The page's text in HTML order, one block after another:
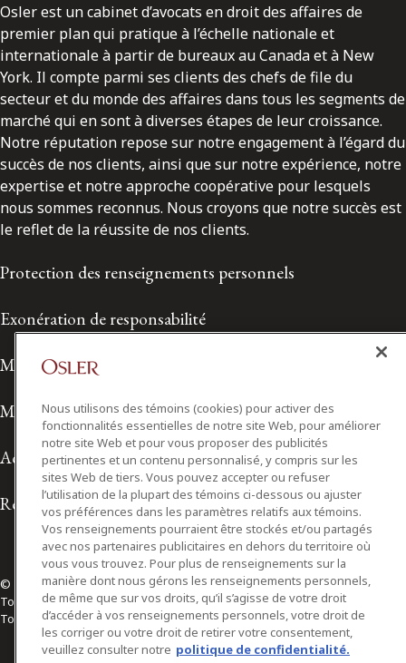
Osler est un cabinet d’avocats en droit des affaires de
premier plan qui pratique à l’échelle nationale et
internationale à partir de bureaux au Canada et à New
York. Il compte parmi ses clients des chefs de file du
secteur et du monde des affaires dans tous les segments de
marché qui en sont à diverses étapes de leur croissance.
Notre réputation repose sur notre engagement à l’égard du
succès de nos clients, ainsi que sur notre expérience, notre
expertise et notre approche coopérative pour lesquels
nous sommes reconnus. Nous croyons que notre succès est
le reflet de la réussite de nos clients.
Protection des renseignements personnels
Exonération de responsabilité
Modalités de prestation de services
Modalités d'utilisation
Accessibilité
Relations avec les médias
© 2026 Osler, Hoskin & Harcourt S.E.N.C.R.L./s.r.l.
Tous droits réservés
Toronto | Montréal | Calgary | Vancouver | Ottawa | New York
Nous utilisons des témoins (cookies) pour activer des
fonctionnalités essentielles de notre site Web, pour améliorer
notre site Web et pour vous proposer des publicités
pertinentes et un contenu personnalisé, y compris sur les
sites Web de tiers. Vous pouvez accepter ou refuser
l’utilisation de la plupart des témoins ci-dessous ou ajuster
vos préférences dans les paramètres relatifs aux témoins.
Vos renseignements pourraient être stockés et/ou partagés
avec nos partenaires publicitaires en dehors du territoire où
vous vous trouvez. Pour plus de renseignements sur la
manière dont nous gérons les renseignements personnels,
de même que sur vos droits, qu’il s’agisse de votre droit
d’accéder à vos renseignements personnels, votre droit de
les corriger ou votre droit de retirer votre consentement,
veuillez consulter notre politique de confidentialité.